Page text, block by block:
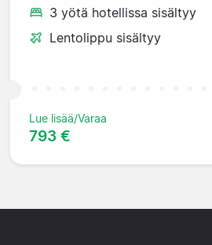
3 yötä hotellissa sisältyy
Lentolippu sisältyy
Lue lisää/Varaa
793 €